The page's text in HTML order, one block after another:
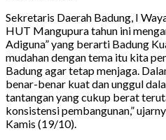
Sekretaris Daerah Badung, I
HUT Mangupura tahun ini
Adiguna” yang berarti Badung
mudahan dengan tema itu kita
Badung agar tetap menjaga.
benar-benar kuat dan unggul
tantangan yang cukup berat
konsistensi pembangunan,”
Kamis (19/10).